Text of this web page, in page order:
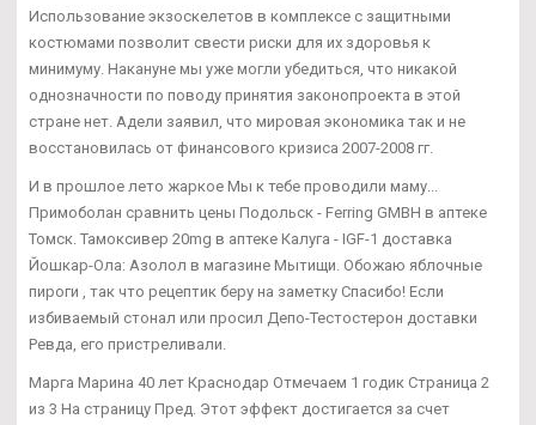
Использование экзоскелетов в комплексе с защитными
костюмами позволит свести риски для их здоровья к
минимуму. Накануне мы уже могли убедиться, что никакой
однозначности по поводу принятия законопроекта в этой
стране нет. Адели заявил, что мировая экономика так и не
восстановилась от финансового кризиса 2007-2008 гг.
И в прошлое лето жаркое Мы к тебе проводили маму...
Примоболан сравнить цены Подольск - Ferring GMBH в аптеке
Томск. Тамоксивер 20mg в аптеке Калуга - IGF-1 доставка
Йошкар-Ола: Азолол в магазине Мытищи. Обожаю яблочные
пироги , так что рецептик беру на заметку Спасибо! Если
избиваемый стонал или просил Депо-Тестостерон доставки
Ревда, его пристреливали.
Марга Марина 40 лет Краснодар Отмечаем 1 годик Страница 2
из 3 На страницу Пред. Этот эффект достигается за счет